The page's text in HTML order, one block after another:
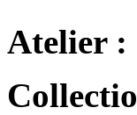
Atelier :